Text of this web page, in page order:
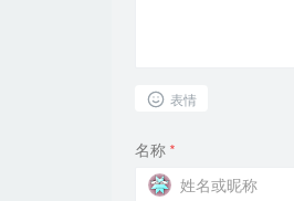
表情
名称 *